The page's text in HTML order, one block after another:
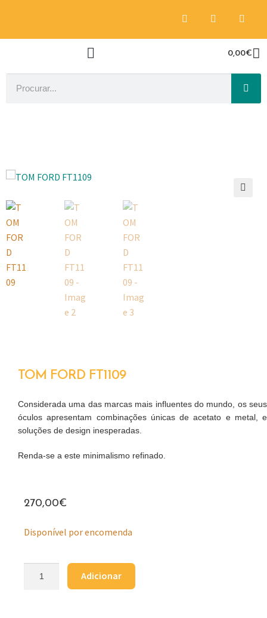
0,00€
TOM FORD FT1109
Considerada uma das marcas mais influentes do mundo, os seus
óculos apresentam combinações únicas de acetato e metal, e
soluções de design inesperadas.
Renda-se a este minimalismo refinado.
270,00€
Disponível por encomenda
Adicionar